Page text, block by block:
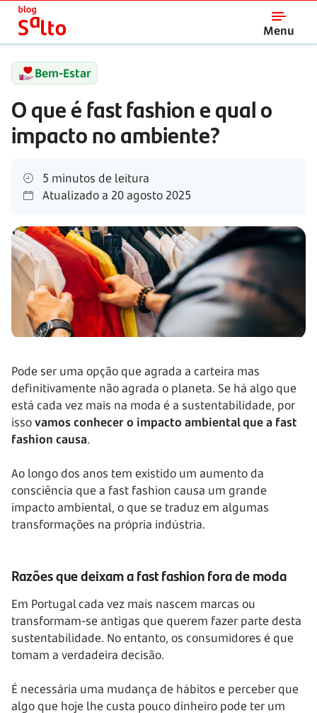
Menu
Salto
Bem-Estar
O que é fast fashion e qual o
impacto no ambiente?
5 minutos de leitura
Atualizado a 20 agosto 2025
Pode ser uma opção que agrada a carteira mas
definitivamente não agrada o planeta. Se há algo que
está cada vez mais na moda é a sustentabilidade, por
issovamos conhecer o impacto ambiental que a fast
fashion causa.
Ao longo dos anos tem existido um aumento da
consciência que a fast fashion causa um grande
impacto ambiental, o que se traduz em algumas
transformações na própria indústria.
Razões que deixam a fast fashion fora de moda
Em Portugal cada vez mais nascem marcas ou
transformam-se antigas que querem fazer parte desta
sustentabilidade. No entanto, os consumidores é que
tomam a verdadeira decisão.
É necessária uma mudança de hábitos e perceber que
algo que hoje lhe custa pouco dinheiro pode ter um